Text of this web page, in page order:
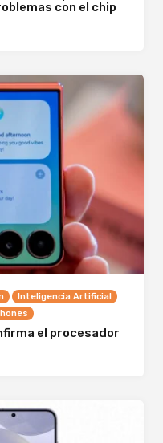
con el chip
Inteligencia Artificial
el procesador